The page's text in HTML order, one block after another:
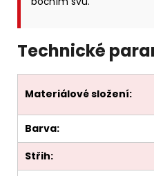
Technické
Materiálové složení:
Barva:
Střih: